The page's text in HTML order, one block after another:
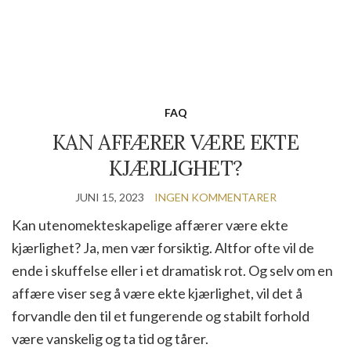
FAQ
KAN AFFÆRER VÆRE EKTE
KJÆRLIGHET?
JUNI 15, 2023 INGEN KOMMENTARER
Kan utenomekteskapelige affærer være ekte
kjærlighet? Ja, men vær forsiktig. Altfor ofte vil de
ende i skuffelse eller i et dramatisk rot. Og selv om en
affære viser seg å være ekte kjærlighet, vil det å
forvandle den til et fungerende og stabilt forhold
være vanskelig og ta tid og tårer.